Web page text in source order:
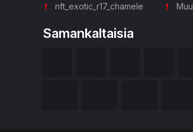
nft_exotic_r17_chamele Muu
Samankaltaisia